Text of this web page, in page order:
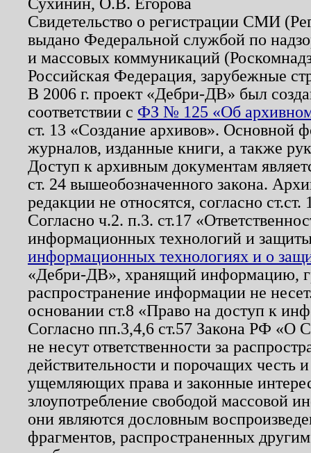
Свидетельство о регистрации СМИ
выдано Федеральной службой по
и массовых коммуникаций
Российская Федерация, зарубежные
В 2006 г. проект «Дебри-ДВ» был
соответствии с ФЗ № 125 «Об
ст. 13 «Создание архивов». Основной
журналов, изданные книги, а также
Доступ к архивным документам
ст. 24 вышеобозначенного закона.
редакции не относятся, согласно
Согласно ч.2. п.3. ст.17
информационных технологий и
информационных технологиях и о
«Дебри-ДВ», хранящий информацию,
распространение информации не
основании ст.8 «Право на доступ к
Согласно пп.3,4,6 ст.57 Закона РФ «О
не несут ответственности за
действительности и порочащих честь
ущемляющих права и законные
злоупотребление свободой массовой
они являются дословным
фрагментов, распространенных